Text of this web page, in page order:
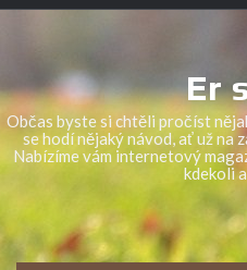
Skip
Er
Občas byste si chtěli pročíst
se hodí nějaký návod, ať už na
Nabízíme vám internetový
kdekoli